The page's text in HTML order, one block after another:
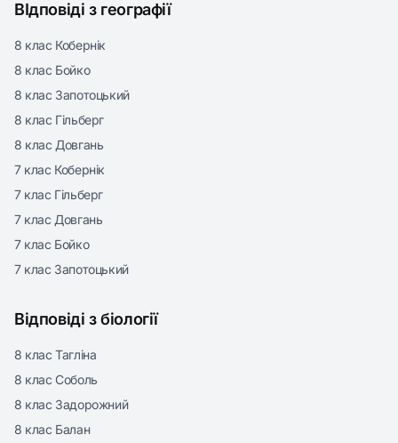
ВІдповіді з географії
8 клас Кобернік
8 клас Бойко
8 клас Запотоцький
8 клас Гільберг
8 клас Довгань
7 клас Кобернік
7 клас Гільберг
7 клас Довгань
7 клас Бойко
7 клас Запотоцький
Відповіді з біології
8 клас Тагліна
8 клас Соболь
8 клас Задорожний
8 клас Балан